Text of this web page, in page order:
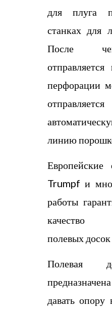
для плуга
станках для
После
перфорации
линию
Trumpf и
работы
качество
полевых досок
Полевая
давать опору